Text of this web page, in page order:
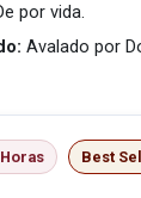
por vida.
Avalado por
Best